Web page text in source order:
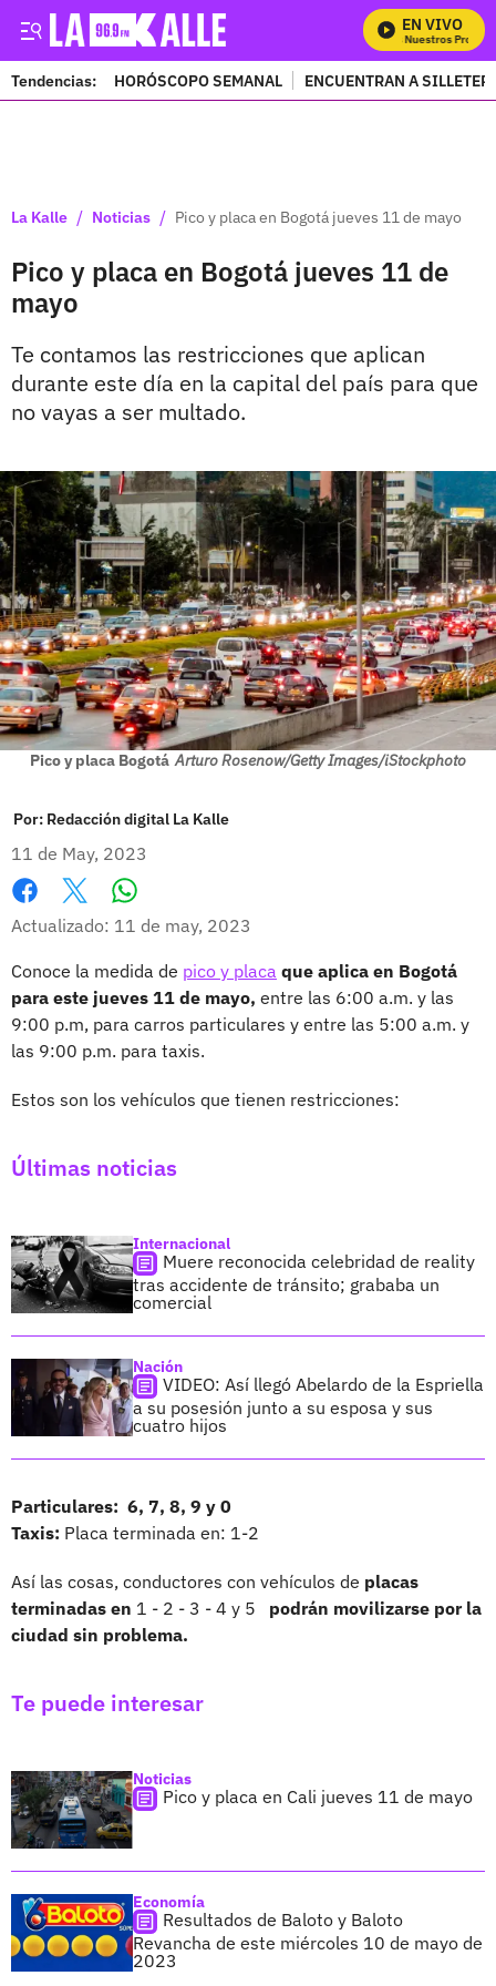
EN VIVO
Mira Todos Nuestros
Tendencias: HORÓSCOPO SEMANAL ENCUENTRAN A
La Kalle / Noticias / Pico y placa en Bogotá jueves 11 de mayo
Pico y placa en Bogotá jueves 11 de
mayo
Te contamos las restricciones que aplican
durante este día en la capital del país para que
no vayas a ser multado.
Pico y placa Bogotá Arturo Rosenow/Getty Images/iStockphoto
Por: Redacción digital La Kalle
11 de May, 2023
Facebook
X
Actualizado: 11 de may, 2023
Conoce la medida de pico y placa que aplica en Bogotá
para este jueves 11 de mayo, entre las 6:00 a.m. y las
9:00 p.m, para carros particulares y entre las 5:00 a.m. y
las 9:00 p.m. para taxis.
Estos son los vehículos que tienen restricciones:
Últimas noticias
Internacional
Muere reconocida celebridad de reality
tras accidente de tránsito; grababa un
comercial
Nación
VIDEO: Así llegó Abelardo de la Espriella
a su posesión junto a su esposa y sus
cuatro hijos
Particulares: 6, 7, 8, 9 y 0
Taxis: Placa terminada en: 1-2
Así las cosas, conductores con vehículos de placas
terminadas en 1 - 2 - 3 - 4 y 5
podrán movilizarse por la
ciudad sin problema.
Te puede interesar
Noticias
Pico y placa en Cali jueves 11 de mayo
Economía
Resultados de Baloto y Baloto
Revancha de este miércoles 10 de mayo de
2023